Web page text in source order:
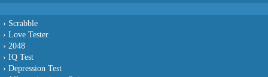
› Scrabble
› Love Tester
› 2048
› IQ Test
› Depression Test